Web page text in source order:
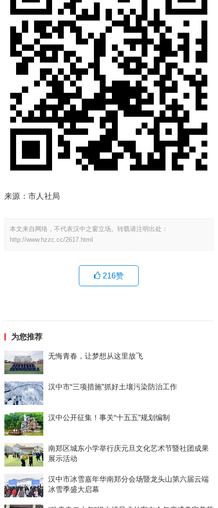
来源：市人社局
本文来自网络，不代表汉中之窗立场。转载请注明出处：
http://www.hzzc.cc/2617.html
216赞
为您推荐
无悔青春，让梦想从这里放飞
汉中市“三项措施”抓好土壤污染防治工作
汉中公开征集！事关“十五五”规划编制
南郑区城东小学举行庆元旦文化艺术节暨社团成果
展示活动
汉中市冰雪嘉年华南郑分会场暨龙头山第六届云端
冰雪季盛大启幕